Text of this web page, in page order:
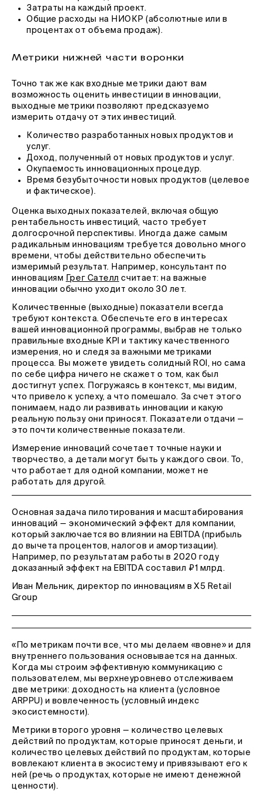
Затраты на каждый проект.
Общие расходы на НИОКР (абсолютные или в
процентах от объема продаж).
Метрики нижней части воронки
Точно так же как входные метрики дают вам
возможность оценить инвестиции в инновации,
выходные метрики позволяют предсказуемо
измерить отдачу от этих инвестиций.
Количество разработанных новых продуктов и
услуг.
Доход, полученный от новых продуктов и услуг.
Окупаемость инновационных процедур.
Время безубыточности новых продуктов (целевое
и фактическое).
Оценка выходных показателей, включая общую
рентабельность инвестиций, часто требует
долгосрочной перспективы. Иногда даже самым
радикальным инновациям требуется довольно много
времени, чтобы действительно обеспечить
измеримый результат. Например, консультант по
инновациям
Грег Сателл считает: на важные
инновации обычно уходит около 30 лет.
Количественные (выходные) показатели всегда
требуют контекста. Обеспечьте его в интересах
вашей инновационной программы, выбрав не только
правильные входные KPI и тактику качественного
измерения, но и следя за важными метриками
процесса. Вы можете увидеть солидный ROI, но сама
по себе цифра ничего не скажет о том, как был
достигнут успех. Погружаясь в контекст, мы видим,
что привело к успеху, а что помешало. За счет этого
понимаем, надо ли развивать инновации и какую
реальную пользу они приносят. Показатели отдачи —
это почти количественные показатели.
Измерение инноваций сочетает точные науки и
творчество, а детали могут быть у каждого свои. То,
что работает для одной компании, может не
работать для другой.
Основная задача пилотирования и масштабирования
инноваций — экономический эффект для компании,
который заключается во влиянии на EBITDA (прибыль
до вычета процентов, налогов и амортизации).
Например, по результатам работы в 2020 году
доказанный эффект на EBITDA составил ₽1 млрд.
Иван Мельник, директор по инновациям в Х5 Retail
Group
«По метрикам почти все, что мы делаем «вовне» и для
внутреннего пользования основывается на данных.
Когда мы строим эффективную коммуникацию с
пользователем, мы верхнеуровнево отслеживаем
две метрики: доходность на клиента (условное
ARPPU) и вовлеченность (условный индекс
экосистемности).
Метрики второго уровня — количество целевых
действий по продуктам, которые приносят деньги, и
количество целевых действий по продуктам, которые
вовлекают клиента в экосистему и привязывают его к
ней (речь о продуктах, которые не имеют денежной
ценности).